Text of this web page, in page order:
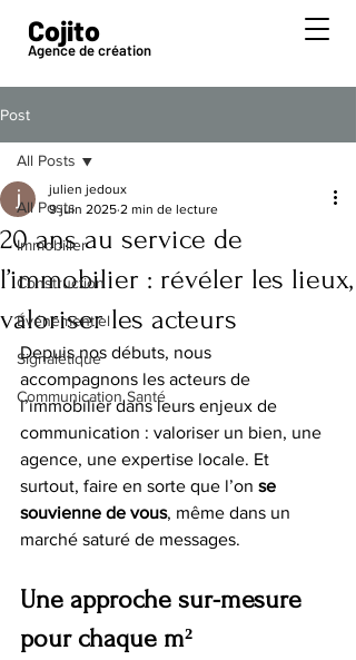
Cojito
Agence de création
Post
All Posts
Immobilier
Construction
Événementiel
Signalétique
Communication Santé
All Posts
20 ans au service de
l’immobilier : révéler les lieux,
valoriser les acteurs
julien jedoux
9 juin 2025 2 min de lecture
Depuis nos débuts, nous
accompagnons les acteurs de
l’immobilier dans leurs enjeux de
communication : valoriser un bien, une
agence, une expertise locale. Et
surtout, faire en sorte que l’on se
souvienne de vous, même dans un
marché saturé de messages.
Une approche sur-mesure
pour chaque m²